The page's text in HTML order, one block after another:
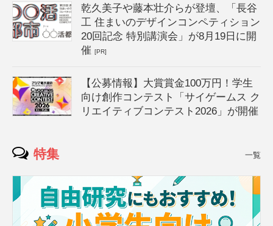
乾久美子や藤本壮介らが登壇、「長谷
工 住まいのデザインコンペティション
20回記念 特別講演会」が8月19日に開
催[PR]
【公募情報】大賞賞金100万円！学生
向け創作コンテスト「サイゲームス ク
リエイティブコンテスト2026」が開催
特集 一覧